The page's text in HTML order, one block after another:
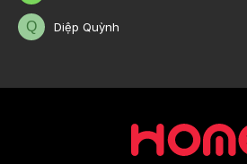
Q Diệp Quỳnh